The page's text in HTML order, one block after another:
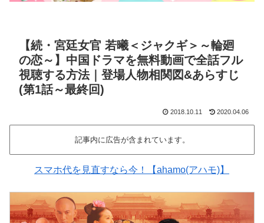
【続・宮廷女官 若曦＜ジャクギ＞～輪廻
の恋～】中国ドラマを無料動画で全話フル
視聴する方法｜登場人物相関図&あらすじ
(第1話～最終回)
2018.10.11 2020.04.06
記事内に広告が含まれています。
スマホ代を見直すなら今！【ahamo(アハモ)】